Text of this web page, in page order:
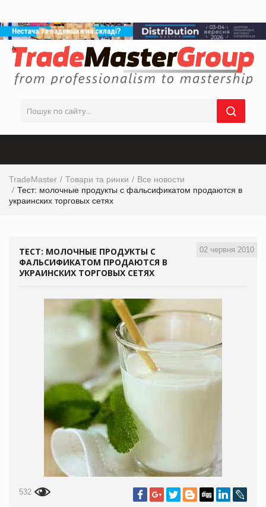
TradeMaster Товари та ринки
Все новости
Тест: молочные продукты с фальсификатом продаются в
украинских торговых сетях
02 червня 2010
ТЕСТ: МОЛОЧНЫЕ ПРОДУКТЫ С
ФАЛЬСИФИКАТОМ ПРОДАЮТСЯ В
УКРАИНСКИХ ТОРГОВЫХ СЕТЯХ
532